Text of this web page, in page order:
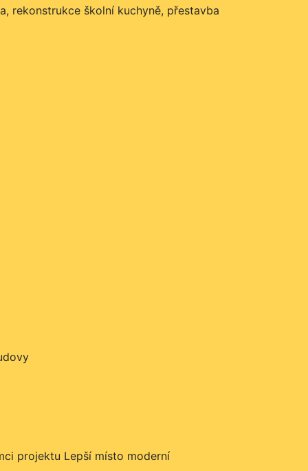
rekonstrukce školní kuchyně, přestavba
projektu Lepší místo moderní